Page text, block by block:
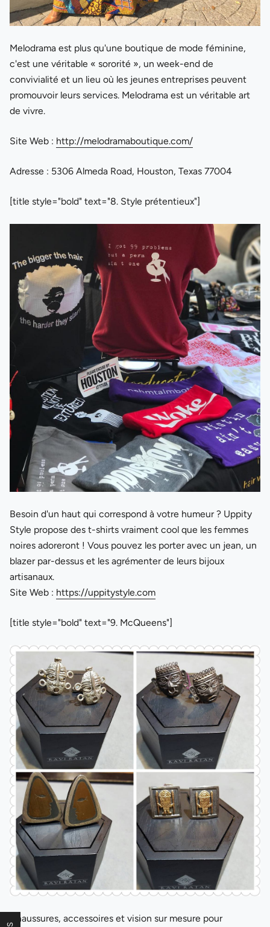
Melodrama est plus qu'une boutique de mode féminine,
c'est une véritable « sororité », un week-end de
convivialité et un lieu où les jeunes entreprises peuvent
promouvoir leurs services. Melodrama est un véritable art
de vivre.
Site Web : http://melodramaboutique.com/
Adresse : 5306 Almeda Road, Houston, Texas 77004
[title style="bold" text="8. Style prétentieux"]
Besoin d'un haut qui correspond à votre humeur ? Uppity
Style propose des t-shirts vraiment cool que les femmes
noires adoreront ! Vous pouvez les porter avec un jean, un
blazer par-dessus et les agrémenter de leurs bijoux
artisanaux.
Site Web : https://uppitystyle.com
[title style="bold" text="9. McQueens"]
Chaussures, accessoires et vision sur mesure pour